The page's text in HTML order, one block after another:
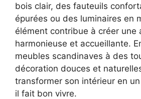
bois clair, des fauteuils
épurées ou des luminaires en
élément contribue à créer une
harmonieuse et accueillante.
meubles scandinaves à des
décoration douces et
transformer son intérieur en
il fait bon vivre.